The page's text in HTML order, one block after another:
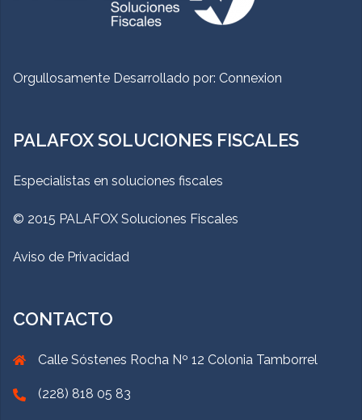
Orgullosamente Desarrollado por: Connexion
PALAFOX SOLUCIONES FISCALES
Especialistas en soluciones fiscales
© 2015 PALAFOX Soluciones Fiscales
Aviso de Privacidad
CONTACTO
Calle Sóstenes Rocha Nº 12 Colonia Tamborrel
(228) 818 05 83